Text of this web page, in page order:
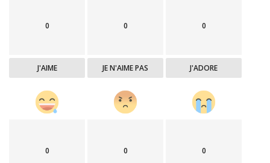
0
J'AIME
0
JE N'AIME PAS
0
J'ADORE
0 0 0